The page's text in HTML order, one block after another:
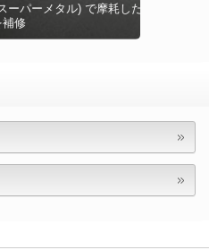
メタル) で摩耗したシャ